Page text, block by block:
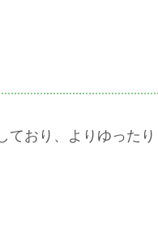
おり、よりゆった